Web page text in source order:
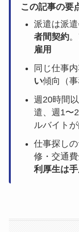
この記事の要
派遣は派
者間契約
雇用
同じ仕事
い傾向（事
週20時間
遣、週1〜
ルバイトが
仕事探し
修・交通費
利厚生は